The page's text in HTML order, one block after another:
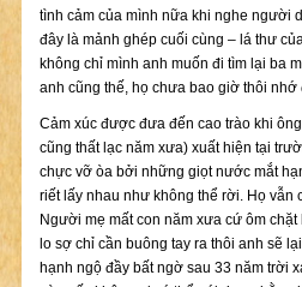
tình cảm của mình nữa khi nghe người
đây là mảnh ghép cuối cùng – lá thư
không chỉ mình anh muốn đi tìm lại ba
anh cũng thế, họ chưa bao giờ thôi nhớ
Cảm xúc được đưa đến cao trào khi
cũng thất lạc năm xưa) xuất hiện tại
chực vỡ òa bởi những giọt nước mắt
riết lấy nhau như không thể rời. Họ vẫn
Người mẹ mất con năm xưa cứ ôm
lo sợ chỉ cần buông tay ra thôi anh sẽ
hạnh ngộ đầy bất ngờ sau 33 năm trời